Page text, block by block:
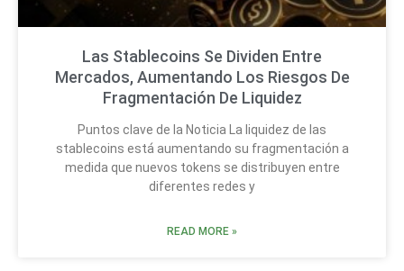
Las Stablecoins Se Dividen Entre
Mercados, Aumentando Los Riesgos De
Fragmentación De Liquidez
Puntos clave de la Noticia La liquidez de las
stablecoins está aumentando su fragmentación a
medida que nuevos tokens se distribuyen entre
diferentes redes y
READ MORE »